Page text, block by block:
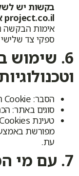
project.co.il או דרך הטופס הייעודי באתר
אימות הבקשה
ספקי צד שלישי
הסבר: Cookie הוא קובץ טקסט קטן הנשמר בדפדפן.
סוגים באתר:
מפורשת
עת.
7. עם מי המידע משותף